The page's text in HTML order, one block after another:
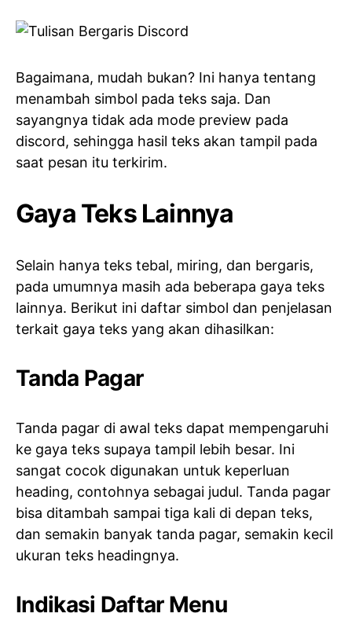
Bagaimana, mudah bukan? Ini hanya tentang
menambah simbol pada teks saja. Dan
sayangnya tidak ada mode preview pada
discord, sehingga hasil teks akan tampil pada
saat pesan itu terkirim.
Gaya Teks Lainnya
Selain hanya teks tebal, miring, dan bergaris,
pada umumnya masih ada beberapa gaya teks
lainnya. Berikut ini daftar simbol dan penjelasan
terkait gaya teks yang akan dihasilkan:
Tanda Pagar
Tanda pagar di awal teks dapat mempengaruhi
ke gaya teks supaya tampil lebih besar. Ini
sangat cocok digunakan untuk keperluan
heading, contohnya sebagai judul. Tanda pagar
bisa ditambah sampai tiga kali di depan teks,
dan semakin banyak tanda pagar, semakin kecil
ukuran teks headingnya.
Indikasi Daftar Menu